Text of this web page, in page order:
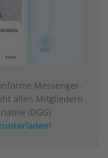
Messenger-
allen Mitgliedern
(DGG)